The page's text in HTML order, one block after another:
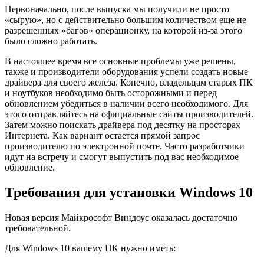
Первоначально, после выпуска мы получили не просто
«сырую», но с действительно большим количеством еще не
разрешенных «багов» операционку, на которой из-за этого
было сложно работать.
В настоящее время все основные проблемы уже решены,
также и производители оборудования успели создать новые
драйвера для своего железа. Конечно, владельцам старых ПК
и ноутбуков необходимо быть осторожными и перед
обновлением убедиться в наличии всего необходимого. Для
этого отправляйтесь на официальные сайты производителей.
Затем можно поискать драйвера под десятку на просторах
Интернета. Как вариант остается прямой запрос
производителю по электронной почте. Часто разработчики
идут на встречу и смогут выпустить под вас необходимое
обновление.
Требования для установки Windows 10
Новая версия Майкрософт Виндоус оказалась достаточно
требовательной.
Для Windows 10 вашему ПК нужно иметь: